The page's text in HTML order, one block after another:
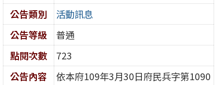
公告類別
活動訊息
公告等級
普通
點閱次數
723
公告內容
依本府109年3月30日府民兵字第1090